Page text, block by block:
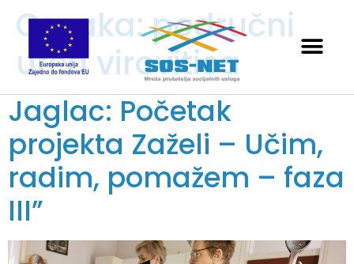
Oznaka:područni
ured virovitica
Jaglac: Početak
projekta Zaželi – Učim,
radim, pomažem – faza
III”